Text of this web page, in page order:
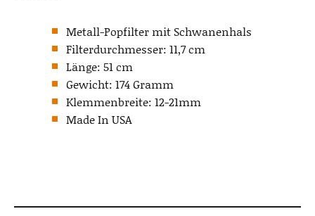
Metall-Popfilter mit Schwanenhals
Filterdurchmesser: 11,7 cm
Länge: 51 cm
Gewicht: 174 Gramm
Klemmenbreite: 12-21mm
Made In USA